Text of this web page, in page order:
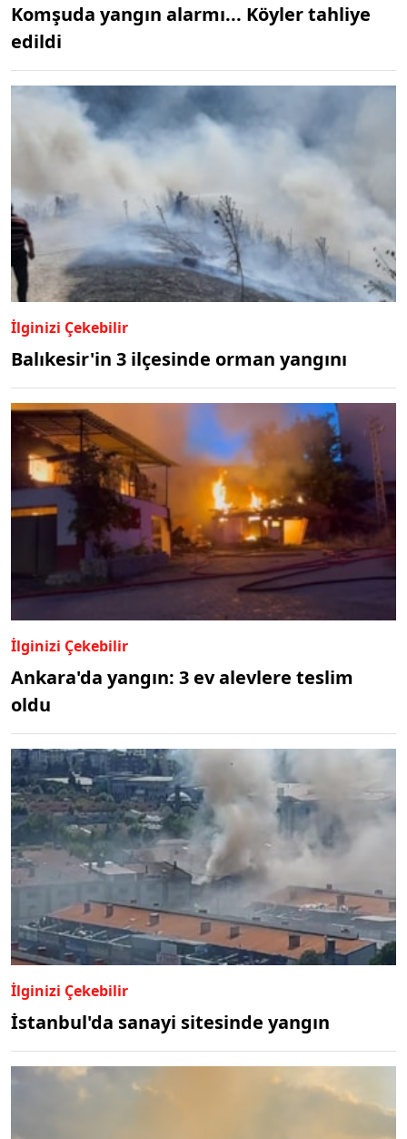
Komşuda yangın alarmı... Köyler tahliye
edildi
İlginizi Çekebilir
Balıkesir'in 3 ilçesinde orman yangını
İlginizi Çekebilir
Ankara'da yangın: 3 ev alevlere teslim
oldu
İlginizi Çekebilir
İstanbul'da sanayi sitesinde yangın